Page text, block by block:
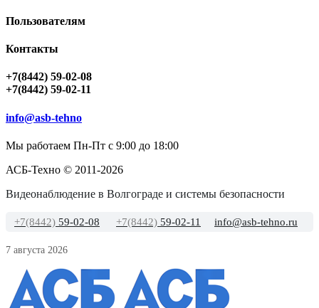
Пользователям
Контакты
+7(8442) 59-02-08
+7(8442) 59-02-11
info@asb-tehno
Мы работаем Пн-Пт с 9:00 до 18:00
АСБ-Техно © 2011-2026
Видеонаблюдение в Волгограде и системы безопасности
+7(8442) 59-02-08 +7(8442) 59-02-11 info@asb-tehno.ru
7 августа 2026